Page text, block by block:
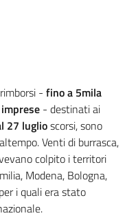
- fino a 5mila
- destinati ai
27 luglioscorsi, sono
Venti di burrasca,
colpito i territori
Modena, Bologna,
i quali era stato